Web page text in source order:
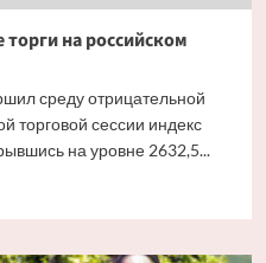
на российском
среду отрицательной
торговой сессии индекс
на уровне 2632,5...